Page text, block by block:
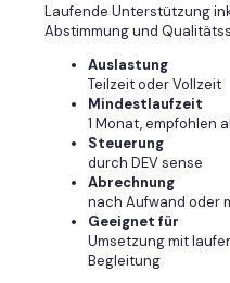
Laufende Unterstützung
Abstimmung und
Auslastung
Teilzeit oder Vollzeit
Mindestlaufzeit
1 Monat, empfohlen
Steuerung
durch DEV sense
Abrechnung
nach Aufwand oder
Geeignet für
Umsetzung mit
Begleitung